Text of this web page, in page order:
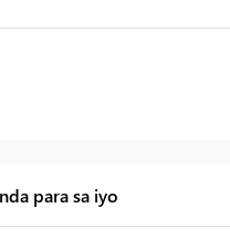
para sa iyo